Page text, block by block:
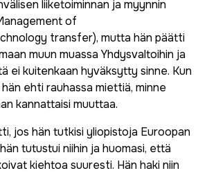
liiketoiminnan ja myynnin
of
transfer), mutta hän päätti
muun muassa Yhdysvaltoihin ja
ei kuitenkaan hyväksytty sinne. Kun
ehti rauhassa miettiä, minne
kannattaisi muuttaa.
jos hän tutkisi yliopistoja Euroopan
tutustui niihin ja huomasi, että
kiehtoa suuresti. Hän haki niin